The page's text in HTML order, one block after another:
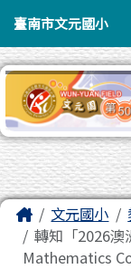
臺南市文元
導覽列
臺南市文元國小
工具列
主內容區域
Home文元國小
轉知「2026澳
Mathematics
頁尾區域